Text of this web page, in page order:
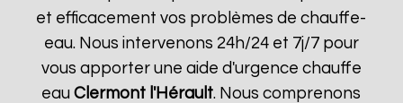
et efficacement vos problèmes de chauffe-
eau. Nous intervenons 24h/24 et 7j/7 pour
vous apporter une aide d'urgence chauffe
eauClermont l'Hérault. Nous comprenons